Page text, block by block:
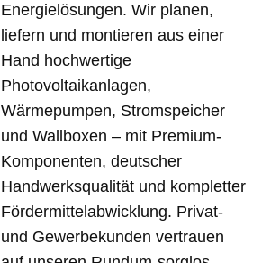
Energielösungen. Wir planen,
liefern und montieren aus einer
Hand hochwertige
Photovoltaikanlagen,
Wärmepumpen, Stromspeicher
und Wallboxen – mit Premium-
Komponenten, deutscher
Handwerksqualität und kompletter
Fördermittelabwicklung. Privat-
und Gewerbekunden vertrauen